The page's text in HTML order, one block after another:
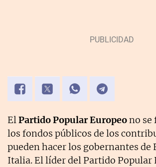
ElPartido Popular Europeono se
los fondos públicos de los
pueden hacer los gobernantes de
Italia. El líder del Partido Popular